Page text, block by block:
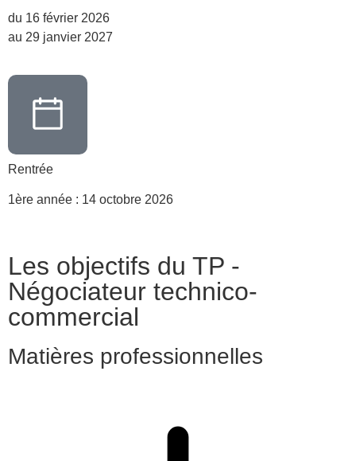
du 16 février 2026
au 29 janvier 2027
Rentrée
1ère année : 14 octobre 2026
Les objectifs du TP -
Négociateur technico-
commercial
Matières professionnelles